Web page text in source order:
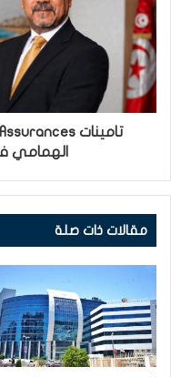
الهمامي
مقالات ذات صلة